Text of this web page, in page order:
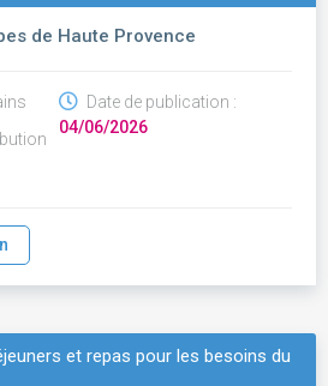
de Haute Provence
Date de publication :
04/06/2026
et repas pour les besoins du